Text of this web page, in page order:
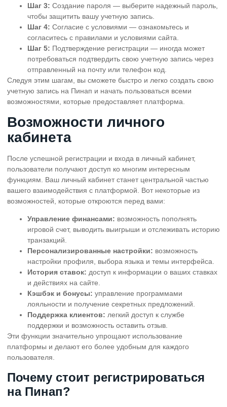
Шаг 3: Создание пароля — выберите надежный пароль,
чтобы защитить вашу учетную запись.
Шаг 4: Согласие с условиями — ознакомьтесь и
согласитесь с правилами и условиями сайта.
Шаг 5: Подтверждение регистрации — иногда может
потребоваться подтвердить свою учетную запись через
отправленный на почту или телефон код.
Следуя этим шагам, вы сможете быстро и легко создать свою
учетную запись на Пинап и начать пользоваться всеми
возможностями, которые предоставляет платформа.
Возможности личного
кабинета
После успешной регистрации и входа в личный кабинет,
пользователи получают доступ ко многим интересным
функциям. Ваш личный кабинет станет центральной частью
вашего взаимодействия с платформой. Вот некоторые из
возможностей, которые откроются перед вами:
Управление финансами: возможность пополнять
игровой счет, выводить выигрыши и отслеживать историю
транзакций.
Персонализированные настройки: возможность
настройки профиля, выбора языка и темы интерфейса.
История ставок: доступ к информации о ваших ставках
и действиях на сайте.
Кэшбэк и бонусы: управление программами
лояльности и получение секретных предложений.
Поддержка клиентов: легкий доступ к службе
поддержки и возможность оставить отзыв.
Эти функции значительно упрощают использование
платформы и делают его более удобным для каждого
пользователя.
Почему стоит регистрироваться
на Пинап?